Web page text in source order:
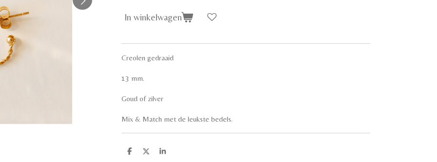
In winkelwagen
Creolen gedraaid
13 mm.
Goud of zilver
Mix & Match met de leukste bedels.
D
D
S